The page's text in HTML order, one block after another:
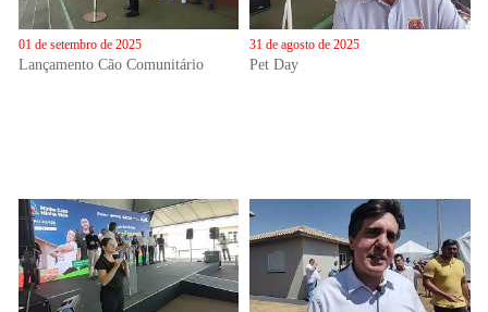
01 de setembro de 2025
Lançamento Cão Comunitário
31 de agosto de 2025
Pet Day